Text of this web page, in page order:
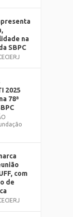
na
SBPC
2025
78ª
com
de